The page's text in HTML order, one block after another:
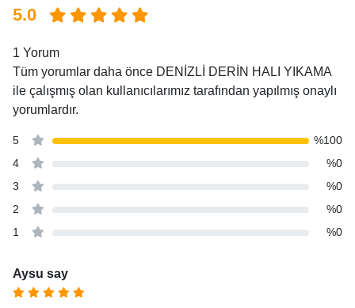
5.0
1 Yorum
Tüm yorumlar daha önce DENİZLİ DERİN HALI YIKAMA
ile çalışmış olan kullanıcılarımız tarafından yapılmış onaylı
yorumlardır.
5
%100
4
%0
3
%0
2
%0
1
%0
Aysu say